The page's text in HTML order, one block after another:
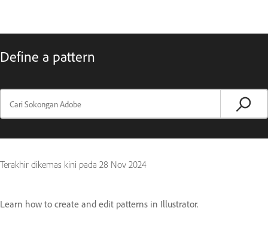
Define a pattern
Terakhir dikemas kini pada 28 Nov 2024
Learn how to create and edit patterns in Illustrator.